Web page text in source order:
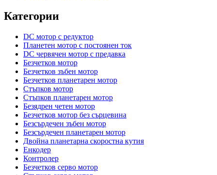
Категории
DC мотор с редуктор
Планетен мотор с постоянен ток
DC червячен мотор с предавка
Безчетков мотор
Безчетков зъбен мотор
Безчетков планетарен мотор
Стъпков мотор
Стъпков планетарен мотор
Безядрен четен мотор
Безчетков мотор без сърцевина
Безсърдечен зъбен мотор
Безсърдечен планетарен мотор
Двойна планетарна скоростна кутия
Енкодер
Контролер
Безчетков серво мотор